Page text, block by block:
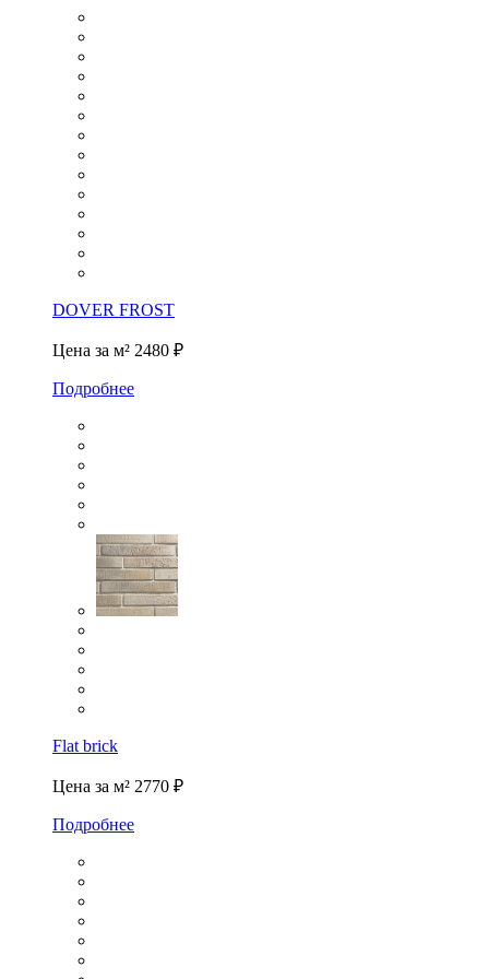
DOVER FROST
Цена за м² 2480 ₽
Подробнее
Flat brick
Цена за м² 2770 ₽
Подробнее